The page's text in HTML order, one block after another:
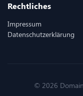
Rechtliches
Impressum
Datenschutzerklärung
© 2026